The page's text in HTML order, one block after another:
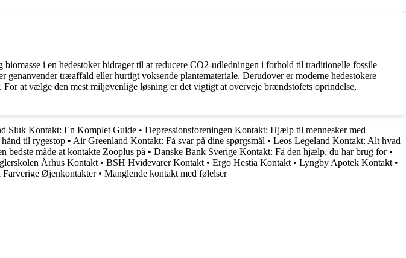
i en hedestoker bidrager til at reducere CO2-udledningen i forhold til traditionelle fossile
træaffald eller hurtigt voksende plantemateriale. Derudover er moderne hedestokere
at vælge den mest miljøvenlige løsning er det vigtigt at overveje brændstofets oprindelse,
Sluk Kontakt: En Komplet Guide • Depressionsforeningen Kontakt: Hjælp til mennesker med
til rygestop • Air Greenland Kontakt: Få svar på dine spørgsmål • Leos Legeland Kontakt: Alt hvad
bedste måde at kontakte Zooplus på • Danske Bank Sverige Kontakt: Få den hjælp, du har brug for•
Århus Kontakt • BSH Hvidevarer Kontakt • Ergo Hestia Kontakt • Lyngby Apotek Kontakt •
Øjenkontakter• Manglende kontakt med følelser